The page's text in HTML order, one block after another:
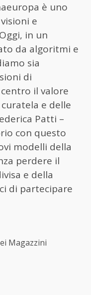
è uno
e
in un
da algoritmi e
sia
di
il valore
e delle
Patti –
con questo
modelli della
perdere il
e della
di partecipare
Magazzini